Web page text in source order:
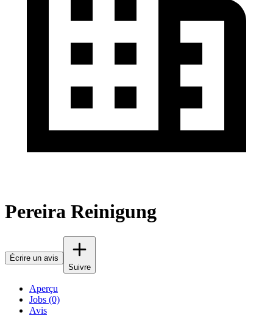
Pereira Reinigung
Écrire un avis
Suivre
Aperçu
Jobs (0)
Avis